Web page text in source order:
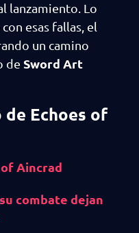
lanzamiento. Lo
esas fallas, el
un camino
de Sword Art
Echoes of
Aincrad
combate dejan